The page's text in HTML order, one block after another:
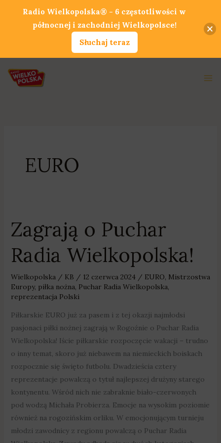
EURO
Zagrają o Puchar
Radia Wielkopolska!
Wielkopolska/ KB / 12 czerwca 2024 / EURO, Mistrzostwa
Europy, piłka nożna, Puchar Radia Wielkopolska,
reprezentacja Polski
Piłkarskie EURO już za pasem i z tej okazji najmłodsi
pasjonaci piłki nożnej zagrają w Rogoźnie o Puchar Radia
Wielkopolska! Iście piłkarskie rozpoczęcie wakacji – trudno
o inny temat, skoro już niebawem na niemieckich boiskach
rozpocznie się święto futbolu. Dwadzieścia cztery
reprezentacje powalczą o tytuł najlepszej drużyny starego
kontynentu. Wśród nich nie zabraknie biało-czerwonych
pod wodzą Michała Probierza. Emocje na wysokim poziomie
również na rogozińskim orliku. W emocjonującym turnieju
młodzi zawodnicy z regionu powalczą o Puchar Radia
Zagrają
o
Puchar
Radia
Wielkopolska!
Radio Wielkopolska® - 6 częstotliwości w
północnej i zachodniej Wielkopolsce!
Słuchaj teraz